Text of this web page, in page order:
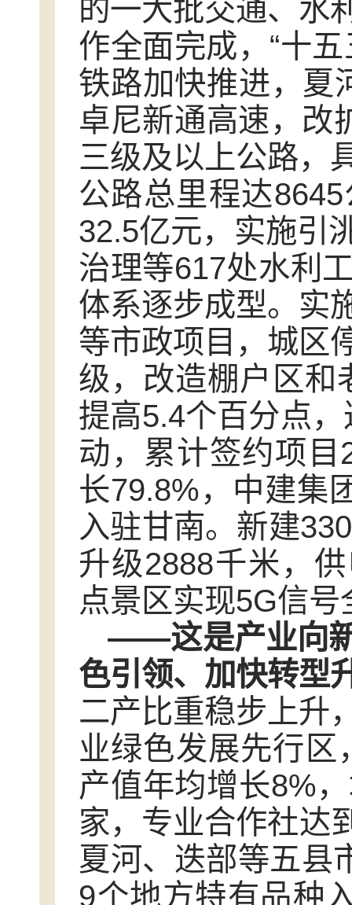
的一大批交通、水
作全面完成，“十
铁路加快推进，夏
卓尼新通高速，改
三级及以上公路，
公路总里程达
32.5亿元，实施引
治理等617处水利
体系逐步成型。实
等市政项目，城区
级，改造棚户区和
提高5.4个百分点
动，累计签约项
长79.8%，中建集
入驻甘南。新建
升级2888千米，
点景区实现5G信号
——这是产业向
色引领、加快转型
二产比重稳步上升
业绿色发展先行区
产值年均增长8%
家，专业合作社达
夏河、迭部等五县
9个地方特有品种